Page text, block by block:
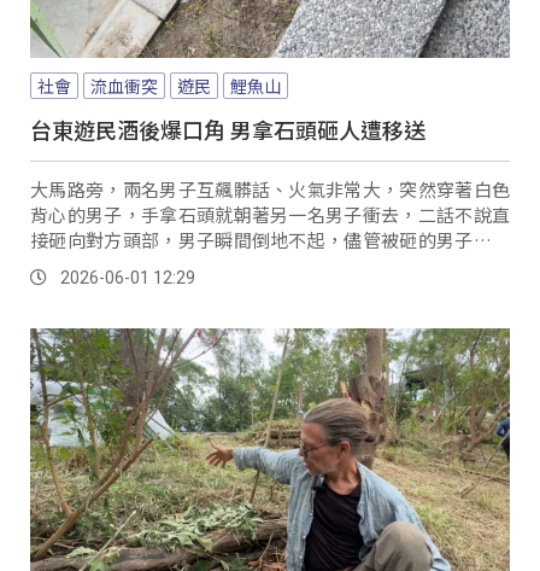
社會 流血衝突 遊民 鯉魚山
台東遊民酒後爆口角 男拿石頭砸人遭移送
大馬路旁，兩名男子互飆髒話、火氣非常大，突然穿著白色
背心的男子，手拿石頭就朝著另一名男子衝去，二話不說直
接砸向對方頭部，男子瞬間倒地不起，儘管被砸的男子有提
前丟三角錐反擊，但沒有擊中對方，整個過程全被路人用手
機拍了下來。
2026-06-01 12:29